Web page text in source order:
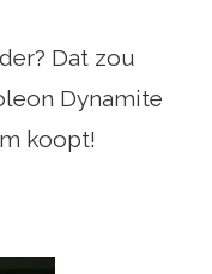
Dat zou
Dynamite
koopt!